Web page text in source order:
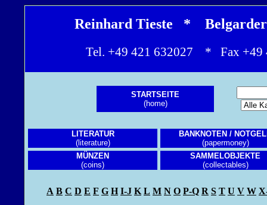
Reinhard Tieste *
Tel. +49 421 632027 * Fax
STARTSEITE
(home)
LITERATUR
(literature)
BANKNOTEN /
(papermoney)
MÜNZEN
(coins)
SAMMELOBJEKTE
(collectables)
A B C D E F G H I-J K L M N O P-Q R S T U V W